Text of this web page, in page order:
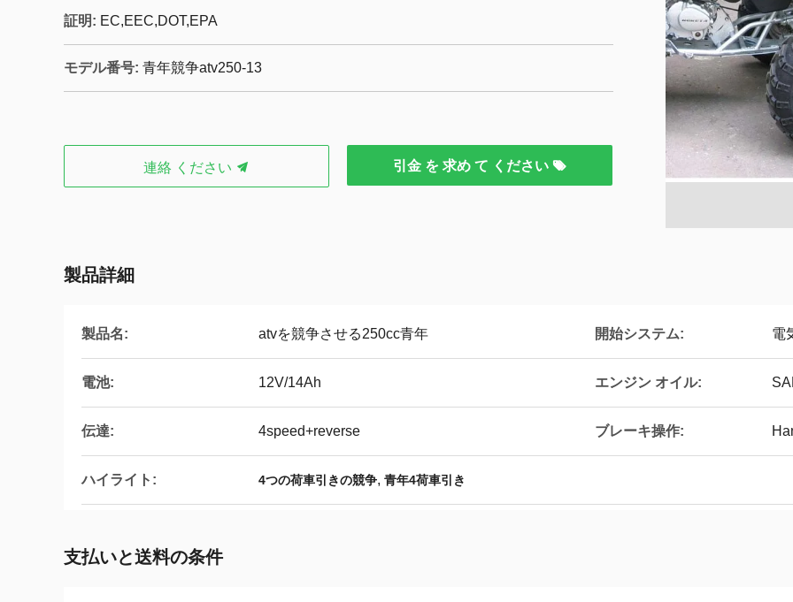
証明: EC,EEC,DOT,EPA
モデル番号: 青年競争atv250-13
連絡 ください 引金 を 求め て ください
製品詳細
製品名: atvを競争させる250cc青年 開始システム: 電
電池: 12V/14Ah エンジン オイル:
伝達: 4speed+reverse ブレーキ操作:
ハイライト: 4つの荷車引きの競争, 青年4荷車引き
支払いと送料の条件